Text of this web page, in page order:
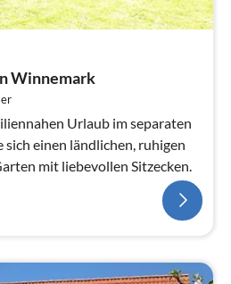
Winnemark
Urlaub im separaten
sich einen ländlichen, ruhigen
mit liebevollen Sitzecken.